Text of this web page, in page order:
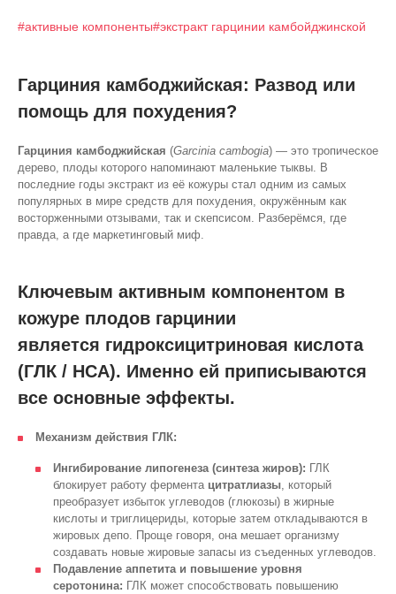
#активные компоненты#экстракт гарцинии камбойджинской
Гарциния камбоджийская: Развод или
помощь для похудения?
Гарциния камбоджийская (Garcinia cambogia) — это тропическое
дерево, плоды которого напоминают маленькие тыквы. В
последние годы экстракт из её кожуры стал одним из самых
популярных в мире средств для похудения, окружённым как
восторженными отзывами, так и скепсисом. Разберёмся, где
правда, а где маркетинговый миф.
Ключевым активным компонентом в
кожуре плодов гарцинии
является гидроксицитриновая кислота
(ГЛК / HCA). Именно ей приписываются
все основные эффекты.
Механизм действия ГЛК:
Ингибирование липогенеза (синтеза жиров): ГЛК
блокирует работу фермента цитратлиазы , который
преобразует избыток углеводов (глюкозы) в жирные
кислоты и триглицериды, которые затем откладываются в
жировых депо. Проще говоря, она мешает организму
создавать новые жировые запасы из съеденных углеводов.
Подавление аппетита и повышение уровня
серотонина: ГЛК может способствовать повышению